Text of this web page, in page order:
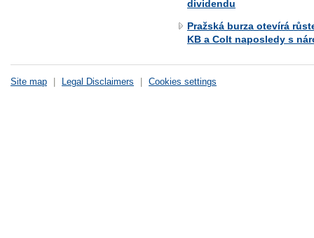
dividendu
Pražská burza otevírá
KB a Colt naposledy s
Site map | Legal Disclaimers | Cookies settings